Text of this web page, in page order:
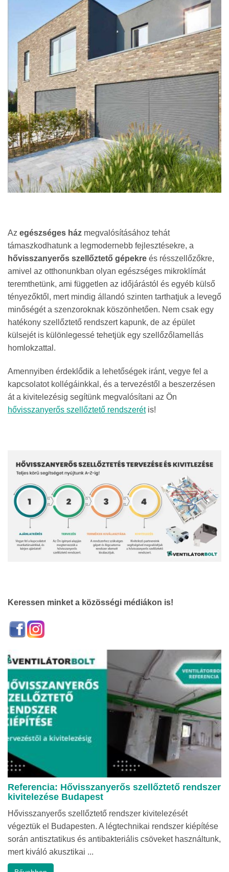
Az egészséges ház megvalósításához tehát
támaszkodhatunk a legmodernebb fejlesztésekre, a
hővisszanyerős szellőztető gépekre és résszellőzőkre,
amivel az otthonunkban olyan egészséges mikroklímát
teremthetünk, ami független az időjárástól és egyéb külső
tényezőktől, mert mindig állandó szinten tarthatjuk a levegő
minőségét a szenzoroknak köszönhetően. Nem csak egy
hatékony szellőztető rendszert kapunk, de az épület
külsejét is különlegessé tehetjük egy szellőzőlamellás
homlokzattal.
Amennyiben érdeklődik a lehetőségek iránt, vegye fel a
kapcsolatot kollégáinkkal, és a tervezéstől a beszerzésen
át a kivitelezésig segítünk megvalósítani az Ön
hővisszanyerős szellőztető rendszerétis!
Keressen minket a közösségi médiákon is!
Referencia: Hővisszanyerős szellőztető rendszer
kivitelezése Budapest
Hővisszanyerős szellőztető rendszer kivitelezését
végeztük el Budapesten. A légtechnikai rendszer kiépítése
során antisztatikus és antibakteriális csöveket használtunk,
mert kiváló akusztikai ...